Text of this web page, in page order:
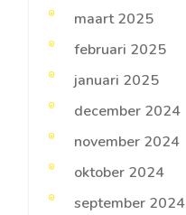
maart 2025
februari 2025
januari 2025
december 2024
november 2024
oktober 2024
september 2024